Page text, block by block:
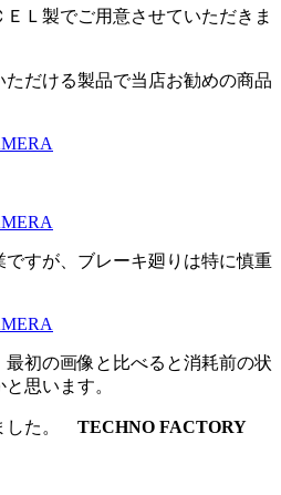
Ｌ製でご用意させていただきま
だける製品で当店お勧めの商品
すが、ブレーキ廻りは特に慎重
初の画像と比べると消耗前の状
思います。
した。 TECHNO FACTORY